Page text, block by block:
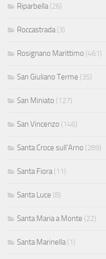
Riparbella (26)
Roccastrada (3)
Rosignano Marittimo (461)
San Giuliano Terme (35)
San Miniato (127)
San Vincenzo (146)
Santa Croce sull'Arno (289)
Santa Fiora (11)
Santa Luce (8)
Santa Maria a Monte (22)
Santa Marinella (1)